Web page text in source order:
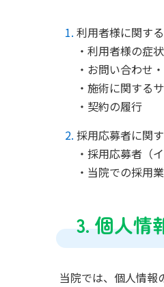
利用者様に関す
・利用者様の症
・お問い合わせ
・施術に関する
・契約の履行
採用応募者に関
・採用応募者（
・当院での採用
3. 個人情
当院では、個人情報